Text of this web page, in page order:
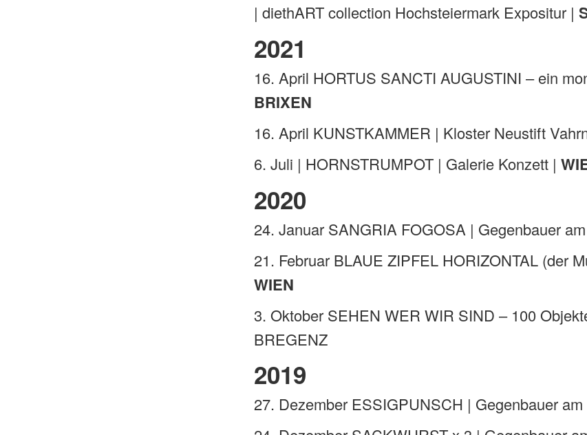
| diethART collection Hochsteiermark Expositur |
2021
16. April HORTUS SANCTI AUGUSTINI – ein
BRIXEN
16. April KUNSTKAMMER | Kloster Neustift
6. Juli | HORNSTRUMPOT | Galerie Konzett |
2020
24. Januar SANGRIA FOGOSA | Gegenbauer
21. Februar BLAUE ZIPFEL HORIZONTAL (der
WIEN
3. Oktober SEHEN WER WIR SIND – 100
BREGENZ
2019
27. Dezember ESSIGPUNSCH | Gegenbauer